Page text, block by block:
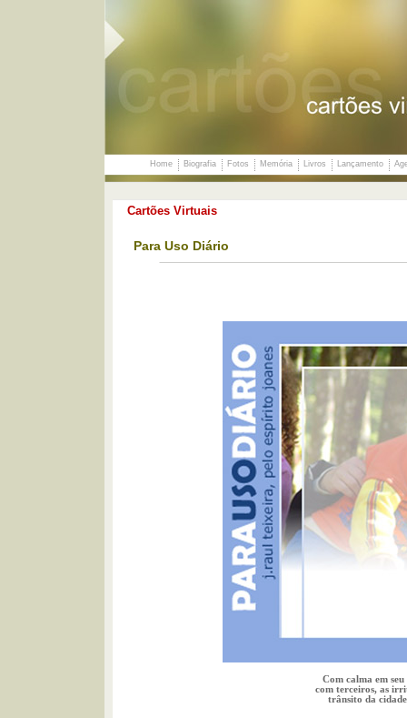
Home Biografia Fotos Memória Livros Lançamento
Cartões Virtuais
Para Uso Diário
Com calma em
com terceiros, as
trânsito da cidade,